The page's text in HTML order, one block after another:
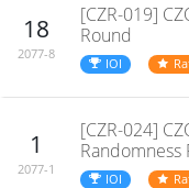
18
2077-8
[CZR-019]
Round
IOI
1
2077-1
[CZR-024]
Randomness
IOI